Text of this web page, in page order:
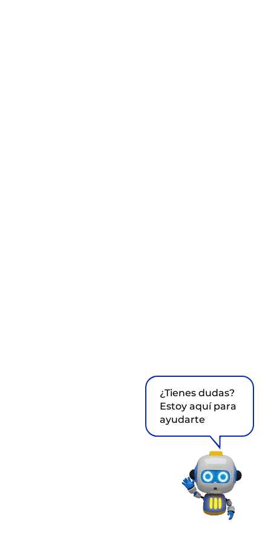
¿Tienes dudas?
Estoy aquí para
ayudarte